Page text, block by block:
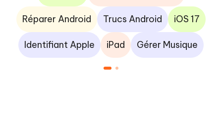
Réparer Android Trucs Android iOS 17
Identifiant Apple iPad Gérer Musique